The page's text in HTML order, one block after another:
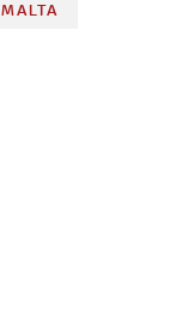
MALTA